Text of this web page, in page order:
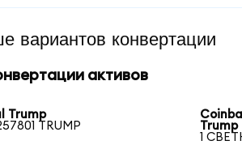
вариантов конвертации
активов
Trump
TRUMP
Trump
1